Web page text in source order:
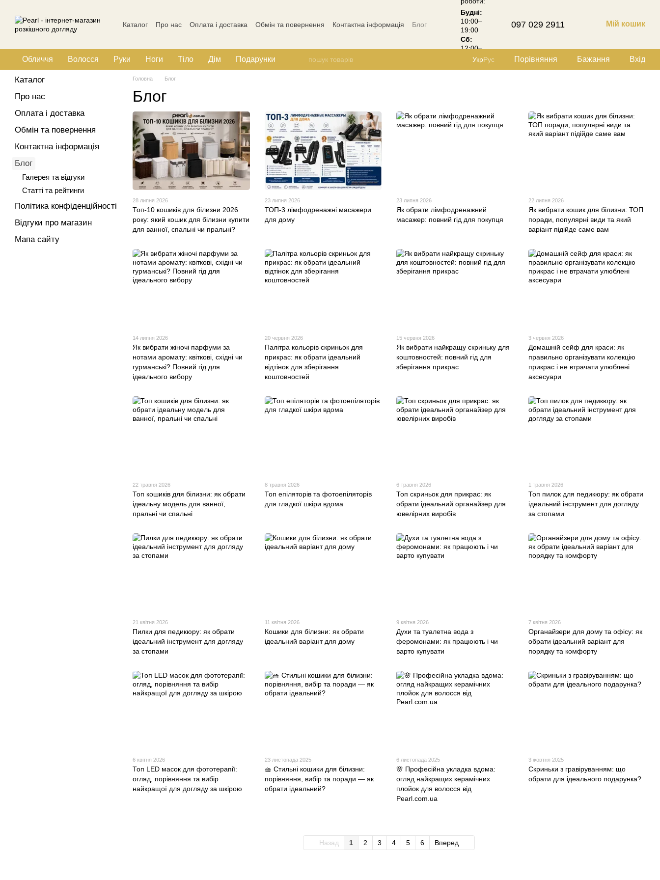
Каталог Про нас Оплата і доставка Обмін та повернення Контактна інформація
Блог
Будні:
10:00–
19:00
Сб:
12:00–
18:00
097 029 2911 Мій кошик
Обличчя Волосся Руки Ноги Тіло Дім Подарунки УкрРус Порівняння Бажання Вхід
Головна Блог
Блог
28 липня 2026
Топ-10 кошиків для білизни 2026
року: який кошик для білизни купити
для ванної, спальні чи пральні?
23 липня 2026
ТОП-3 лімфодренажні масажери
для дому
23 липня 2026
Як обрати лімфодренажний
масажер: повний гід для покупця
22 липня 2026
Як вибрати кошик для білизни: ТОП
поради, популярні види та який
варіант підійде саме вам
14 липня 2026
Як вибрати жіночі парфуми за
нотами аромату: квіткові, східні чи
гурманські? Повний гід для
ідеального вибору
20 червня 2026
Палітра кольорів скриньок для
прикрас: як обрати ідеальний
відтінок для зберігання
коштовностей
15 червня 2026
Як вибрати найкращу скриньку для
коштовностей: повний гід для
зберігання прикрас
3 червня 2026
Домашній сейф для краси: як
правильно організувати колекцію
прикрас і не втрачати улюблені
аксесуари
22 травня 2026
Топ кошиків для білизни: як обрати
ідеальну модель для ванної,
пральні чи спальні
8 травня 2026
Топ епіляторів та фотоепіляторів
для гладкої шкіри вдома
6 травня 2026
Топ скриньок для прикрас: як
обрати ідеальний органайзер для
ювелірних виробів
1 травня 2026
Топ пилок для педикюру: як обрати
ідеальний інструмент для догляду
за стопами
21 квітня 2026
Пилки для педикюру: як обрати
ідеальний інструмент для догляду
за стопами
11 квітня 2026
Кошики для білизни: як обрати
ідеальний варіант для дому
9 квітня 2026
Духи та туалетна вода з
феромонами: як працюють і чи
варто купувати
7 квітня 2026
Органайзери для дому та офісу: як
обрати ідеальний варіант для
порядку та комфорту
6 квітня 2026
Топ LED масок для фототерапії:
огляд, порівняння та вибір
найкращої для догляду за шкірою
23 листопада 2025
🧺 Стильні кошики для білизни:
порівняння, вибір та поради — як
обрати ідеальний?
6 листопада 2025
🌸 Професійна укладка вдома:
огляд найкращих керамічних
плойок для волосся від
Pearl.com.ua
3 жовтня 2025
Скриньки з гравіруванням: що
обрати для ідеального подарунка?
Назад 1 2 3 4 5 6 Вперед
Каталог
Про нас
Оплата і доставка
Обмін та повернення
Контактна інформація
Блог
Галерея та відгуки
Статті та рейтинги
Політика конфіденційності
Відгуки про магазин
Мапа сайту